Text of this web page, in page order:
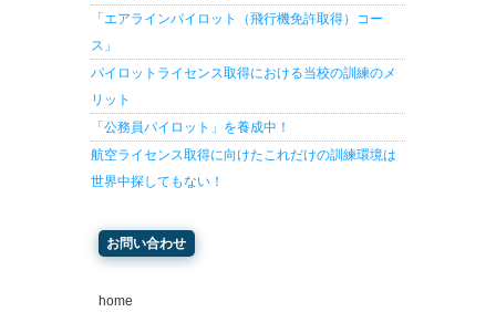
「エアラインパイロット（飛行機免許取得）コー
ス」
パイロットライセンス取得における当校の訓練のメ
リット
「公務員パイロット」を養成中！
航空ライセンス取得に向けたこれだけの訓練環境は
世界中探してもない！
お問い合わせ
home